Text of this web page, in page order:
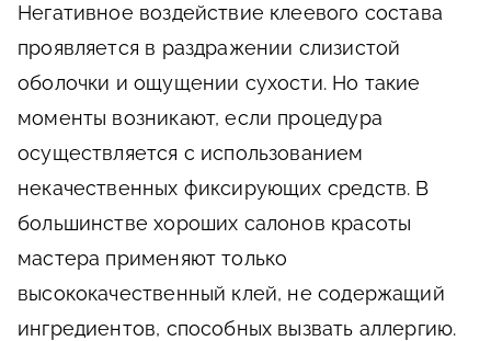
Негативное воздействие клеевого состава
проявляется в раздражении слизистой
оболочки и ощущении сухости. Но такие
моменты возникают, если процедура
осуществляется с использованием
некачественных фиксирующих средств. В
большинстве хороших салонов красоты
мастера применяют только
высококачественный клей, не содержащий
ингредиентов, способных вызвать аллергию.